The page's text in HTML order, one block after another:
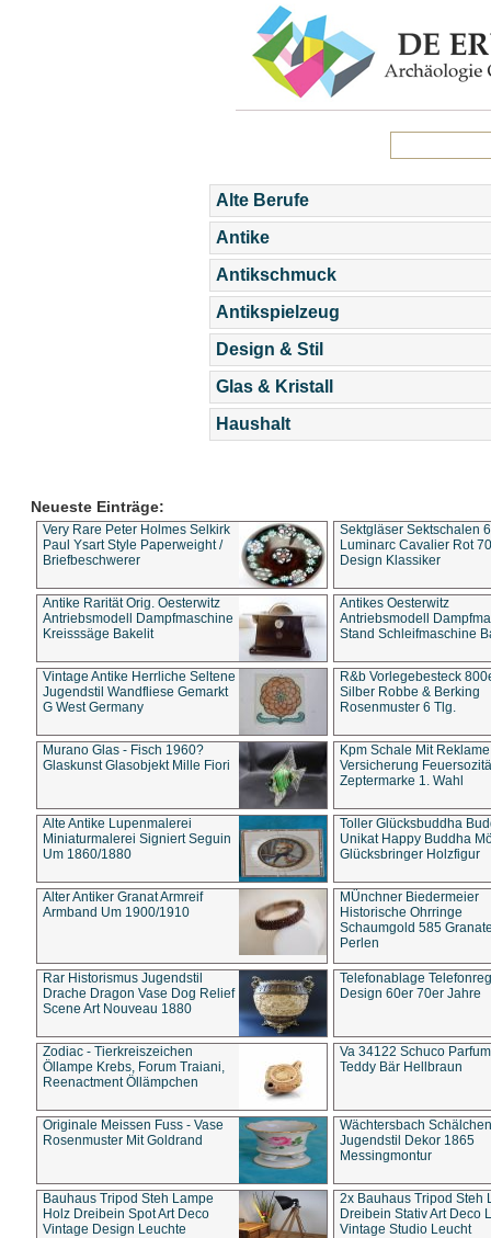
Alte Berufe
Antike
Antikschmuck
Antikspielzeug
Design & Stil
Glas & Kristall
Haushalt
Neueste Einträge:
Very Rare Peter Holmes Selkirk
Paul Ysart Style Paperweight /
Briefbeschwerer
Sektgläser Sektschalen
Luminarc Cavalier Rot
Design Klassiker
Antike Rarität Orig. Oesterwitz
Antriebsmodell Dampfmaschine
Kreisssäge Bakelit
Antikes Oesterwitz
Antriebsmodell
Stand Schleifmaschine
Vintage Antike Herrliche Seltene
Jugendstil Wandfliese Gemarkt
G West Germany
R&b Vorlegebesteck
Silber Robbe & Berking
Rosenmuster 6 Tlg.
Murano Glas - Fisch 1960?
Glaskunst Glasobjekt Mille Fiori
Kpm Schale Mit Reklame
Versicherung
Zeptermarke 1. Wahl
Alte Antike Lupenmalerei
Miniaturmalerei Signiert Seguin
Um 1860/1880
Toller Glücksbuddha
Unikat Happy Buddha
Glücksbringer Holzfigur
Alter Antiker Granat Armreif
Armband Um 1900/1910
MÜnchner Biedermeier
Historische Ohrringe
Schaumgold 585
Perlen
Rar Historismus Jugendstil
Drache Dragon Vase Dog Relief
Scene Art Nouveau 1880
Telefonablage
Design 60er 70er Jahre
Zodiac - Tierkreiszeichen
Öllampe Krebs, Forum Traiani,
Reenactment Öllämpchen
Va 34122 Schuco
Teddy Bär Hellbraun
Originale Meissen Fuss - Vase
Rosenmuster Mit Goldrand
Wächtersbach Schälchen
Jugendstil Dekor 1865
Messingmontur
Bauhaus Tripod Steh Lampe
Holz Dreibein Spot Art Deco
Vintage Design Leuchte
2x Bauhaus Tripod Steh
Dreibein Stativ Art Deco
Vintage Studio Leucht